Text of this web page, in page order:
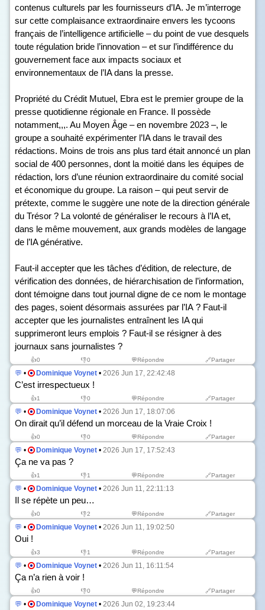
contenus culturels par les fournisseurs d’IA. Je m’interroge
sur cette complaisance extraordinaire envers les tycoons
français de l’intelligence artificielle – du point de vue desquels
toute régulation bride l’innovation – et sur l’indifférence du
gouvernement face aux impacts sociaux et
environnementaux de l’IA dans la presse.
Propriété du Crédit Mutuel, Ebra est le premier groupe de la
presse quotidienne régionale en France. Il possède
notamment,,,. Au Moyen Âge – en novembre 2023 –, le
groupe a souhaité expérimenter l’IA dans le travail des
rédactions. Moins de trois ans plus tard était annoncé un plan
social de 400 personnes, dont la moitié dans les équipes de
rédaction, lors d’une réunion extraordinaire du comité social
et économique du groupe. La raison – qui peut servir de
prétexte, comme le suggère une note de la direction générale
du Trésor ? La volonté de généraliser le recours à l’IA et,
dans le même mouvement, aux grands modèles de langage
de l’IA générative.
Faut-il accepter que les tâches d’édition, de relecture, de
vérification des données, de hiérarchisation de l’information,
dont témoigne dans tout journal digne de ce nom le montage
des pages, soient désormais assurées par l’IA ? Faut-il
accepter que les journalistes entraînent les IA qui
supprimeront leurs emplois ? Faut-il se résigner à des
journaux sans journalistes ?
👍0 👎0 💬Répondre 🔗Partager
💬 • Dominique Voynet • 2026 Jun 17, 22:42:48
C’est irrespectueux !
👍1 👎0 💬Répondre 🔗Partager
💬 • Dominique Voynet • 2026 Jun 17, 18:07:06
On dirait qu’il défend un morceau de la Vraie Croix !
👍0 👎0 💬Répondre 🔗Partager
💬 • Dominique Voynet • 2026 Jun 17, 17:52:43
Ça ne va pas ?
👍1 👎1 💬Répondre 🔗Partager
💬 • Dominique Voynet • 2026 Jun 11, 22:11:13
Il se répète un peu…
👍0 👎2 💬Répondre 🔗Partager
💬 • Dominique Voynet • 2026 Jun 11, 19:02:50
Oui !
👍3 👎1 💬Répondre 🔗Partager
💬 • Dominique Voynet • 2026 Jun 11, 16:11:54
Ça n’a rien à voir !
👍0 👎0 💬Répondre 🔗Partager
💬 • Dominique Voynet • 2026 Jun 02, 19:23:44